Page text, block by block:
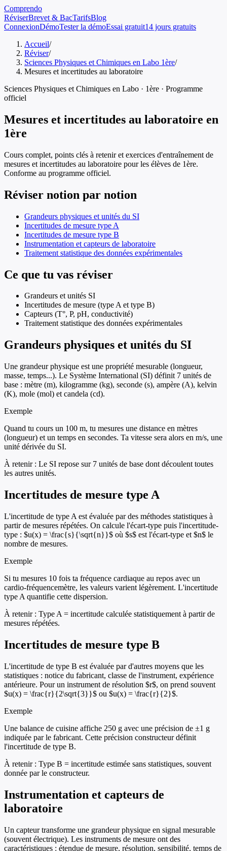
Comprendo
RéviserBrevet & BacTarifsBlog
ConnexionDémoTester la démoEssai gratuit14 jours gratuits
Accueil/
Réviser/
Sciences Physiques et Chimiques en Labo 1ère/
Mesures et incertitudes au laboratoire
Sciences Physiques et Chimiques en Labo · 1ère · Programme
officiel
Mesures et incertitudes au laboratoire en
1ère
Cours complet, points clés à retenir et exercices d'entraînement de
mesures et incertitudes au laboratoire pour les élèves de 1ère.
Conforme au programme officiel.
Réviser notion par notion
Grandeurs physiques et unités du SI
Incertitudes de mesure type A
Incertitudes de mesure type B
Instrumentation et capteurs de laboratoire
Traitement statistique des données expérimentales
Ce que tu vas réviser
Grandeurs et unités SI
Incertitudes de mesure (type A et type B)
Capteurs (T°, P, pH, conductivité)
Traitement statistique des données expérimentales
Grandeurs physiques et unités du SI
Une grandeur physique est une propriété mesurable (longueur,
masse, temps...). Le Système International (SI) définit 7 unités de
base : mètre (m), kilogramme (kg), seconde (s), ampère (A), kelvin
(K), mole (mol) et candela (cd).
Exemple
Quand tu cours un 100 m, tu mesures une distance en mètres
(longueur) et un temps en secondes. Ta vitesse sera alors en m/s, une
unité dérivée du SI.
À retenir : Le SI repose sur 7 unités de base dont découlent toutes
les autres unités.
Incertitudes de mesure type A
L'incertitude de type A est évaluée par des méthodes statistiques à
partir de mesures répétées. On calcule l'écart-type puis l'incertitude-
type : $u(x) = \frac{s}{\sqrt{n}}$ où $s$ est l'écart-type et $n$ le
nombre de mesures.
Exemple
Si tu mesures 10 fois ta fréquence cardiaque au repos avec un
cardio-fréquencemètre, les valeurs varient légèrement. L'incertitude
type A quantifie cette dispersion.
À retenir : Type A = incertitude calculée statistiquement à partir de
mesures répétées.
Incertitudes de mesure type B
L'incertitude de type B est évaluée par d'autres moyens que les
statistiques : notice du fabricant, classe de l'instrument, expérience
antérieure. Pour un instrument de résolution $r$, on prend souvent
$u(x) = \frac{r}{2\sqrt{3}}$ ou $u(x) = \frac{r}{2}$.
Exemple
Une balance de cuisine affiche 250 g avec une précision de ±1 g
indiquée par le fabricant. Cette précision constructeur définit
l'incertitude de type B.
À retenir : Type B = incertitude estimée sans statistiques, souvent
donnée par le constructeur.
Instrumentation et capteurs de
laboratoire
Un capteur transforme une grandeur physique en signal mesurable
(souvent électrique). Les instruments de mesure ont des
caractéristiques : étendue de mesure, résolution, sensibilité, temps de